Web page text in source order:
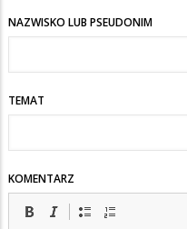
NAZWISKO LUB PSEUDONIM
TEMAT
KOMENTARZ